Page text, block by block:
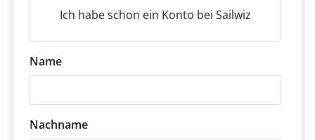
Ich habe schon ein Konto bei Sailwiz
Name
Nachname